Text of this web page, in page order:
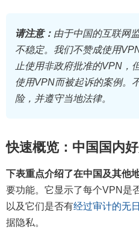
请注意： 由于中国的互联网
不稳定。我们不赞成使用
止使用非政府批准的VPN，
使用VPN而被起诉的案例。
险，并遵守当地法律。
快速概览：中国国内
下表重点介绍了在中国及其他
要功能。它显示了每个VPN是
以及它们是否有经过审计的无
据隐私。